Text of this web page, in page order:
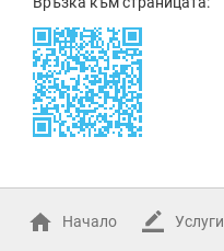
Начало Услуги